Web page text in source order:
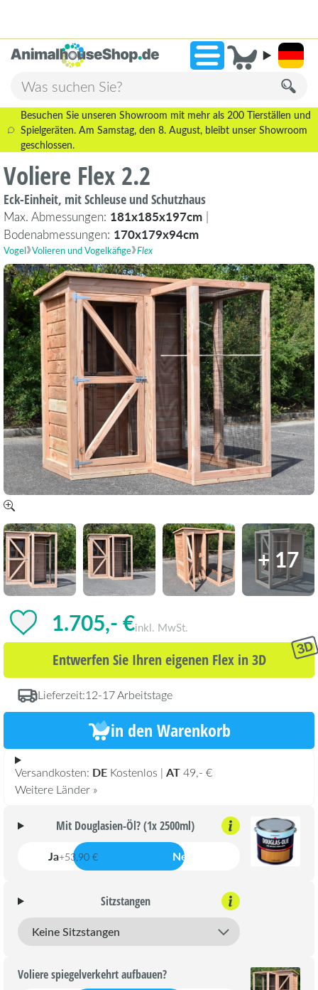
»2.238 Bewertungen!
Besuchen Sie unseren Showroom mit mehr als 200 Tierställen und
Spielgeräten. Am Samstag, den 8. August, bleibt unser Showroom
geschlossen.
Voliere Flex 2.2
Eck-Einheit, mit Schleuse und Schutzhaus
Max. Abmessungen: 181x185x197cm |
Bodenabmessungen: 170x179x94cm
Vogel Volieren und Vogelkäfige Flex
+ 17
1.705,- €inkl. MwSt.
Entwerfen Sie Ihren eigenen Flex in 3D
Lieferzeit:12-17 Arbeitstage
in den Warenkorb
Versandkosten: DE Kostenlos | AT49,- €
Weitere Länder »
Mit Douglasien-Öl? (1x 2500ml)
Ja+53,90 € Nein
Sitzstangen
Voliere spiegelverkehrt aufbauen?